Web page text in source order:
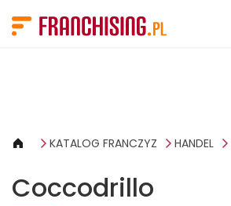
KATALOG FRANCZYZ HANDEL
Coccodrillo